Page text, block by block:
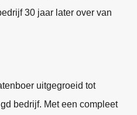
30 jaar later over van
uitgegroeid tot
bedrijf. Met een compleet